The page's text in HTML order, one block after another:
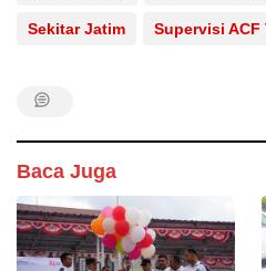
Sekitar Jatim Supervisi ACF
Baca Juga